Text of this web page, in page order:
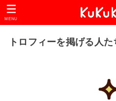
MENU
トロフィーを掲げる人